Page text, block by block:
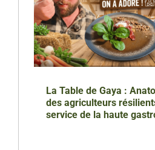
La Table de Gaya :
des agriculteurs
service de la haute